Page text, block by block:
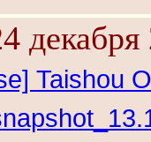
Taishou